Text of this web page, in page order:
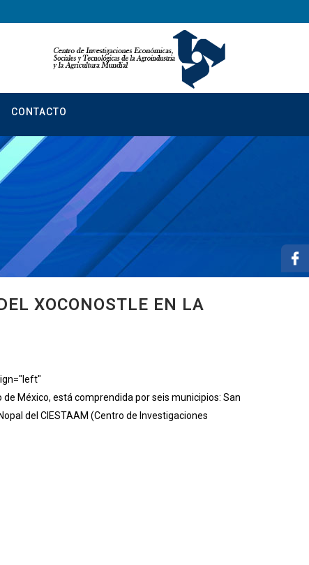
CONTACTO
XOCONOSTLE EN LA
México, está comprendida por seis municipios: San
del CIESTAAM (Centro de Investigaciones